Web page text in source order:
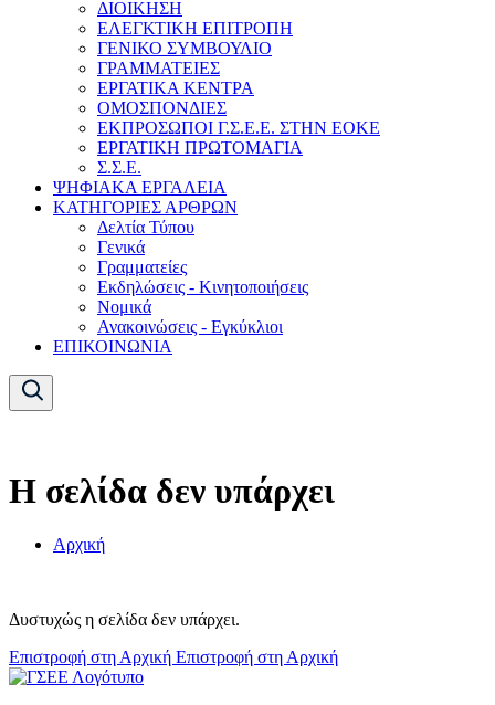
ΔΙΟΙΚΗΣΗ
ΕΛΕΓΚΤΙΚΗ ΕΠΙΤΡΟΠΗ
ΓΕΝΙΚΟ ΣΥΜΒΟΥΛΙΟ
ΓΡΑΜΜΑΤΕΙΕΣ
ΕΡΓΑΤΙΚΑ ΚΕΝΤΡΑ
ΟΜΟΣΠΟΝΔΙΕΣ
ΕΚΠΡΟΣΩΠΟΙ Γ.Σ.Ε.Ε. ΣΤΗΝ ΕΟΚΕ
ΕΡΓΑΤΙΚΗ ΠΡΩΤΟΜΑΓΙΑ
Σ.Σ.Ε.
ΨΗΦΙΑΚΑ ΕΡΓΑΛΕΙΑ
ΚΑΤΗΓΟΡΙΕΣ ΑΡΘΡΩΝ
Δελτία Τύπου
Γενικά
Γραμματείες
Εκδηλώσεις - Κινητοποιήσεις
Νομικά
Ανακοινώσεις - Εγκύκλιοι
ΕΠΙΚΟΙΝΩΝΙΑ
Η σελίδα δεν υπάρχει
Αρχική
Δυστυχώς η σελίδα δεν υπάρχει.
Επιστροφή στη Αρχική Επιστροφή στη Αρχική